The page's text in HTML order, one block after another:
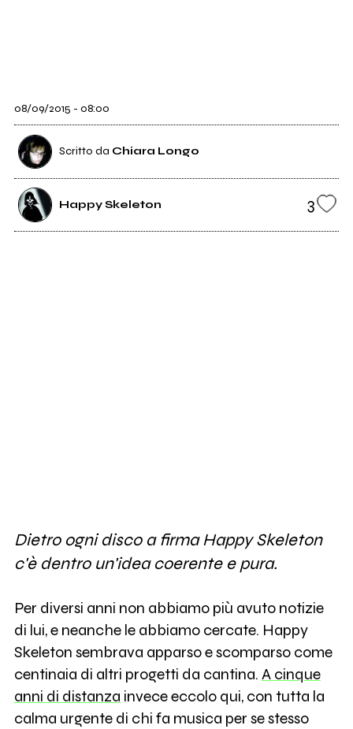
08/09/2015 - 08:00
Scritto da Chiara Longo
Happy Skeleton 3
Dietro ogni disco a firma Happy Skeleton
c'è dentro un'idea coerente e pura.
Per diversi anni non abbiamo più avuto notizie
di lui, e neanche le abbiamo cercate. Happy
Skeleton sembrava apparso e scomparso come
centinaia di altri progetti da cantina. A cinque
anni di distanza invece eccolo qui, con tutta la
calma urgente di chi fa musica per se stesso